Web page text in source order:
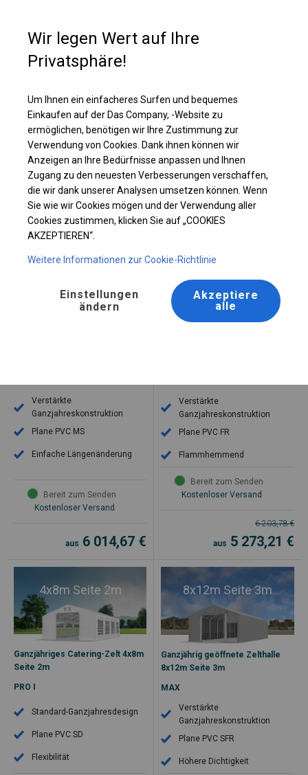
Startseite / Lager- und Partyzelte – sofort verfügbar
Lager- und Partyzelte – sofort
verfügbar
Filter Sortierung: Unser Bestseller
Verstärkte
Ganzjahreskonstruktion
Plane PVC MS
Einfache Längenänderung
Bereit zum Senden
Kostenloser Versand
aus 6 014,67 €
8x12m Seite 3m
Verstärkte
Ganzjahreskonstruktion
Plane PVC FR
Flammhemmend
Bereit zum Senden
Kostenloser Versand
6 203,78€
aus 5 273,21 €
4x8m Seite 2m
Ganzjähriges Catering-Zelt 4x8m
Seite 2m
PRO I
Standard-Ganzjahresdesign
Plane PVC SD
Flexibilität
8x12m Seite 3m
Ganzjährig geöffnete Zelthalle
8x12m Seite 3m
MAX
Verstärkte
Ganzjahreskonstruktion
Plane PVC SFR
Höhere Dichtigkeit
Wir legen Wert auf Ihre
Privatsphäre!
Um Ihnen ein einfacheres Surfen und bequemes
Einkaufen auf der Das Company, -Website zu
ermöglichen, benötigen wir Ihre Zustimmung zur
Verwendung von Cookies. Dank ihnen können wir
Anzeigen an Ihre Bedürfnisse anpassen und Ihnen
Zugang zu den neuesten Verbesserungen verschaffen,
die wir dank unserer Analysen umsetzen können. Wenn
Sie wie wir Cookies mögen und der Verwendung aller
Cookies zustimmen, klicken Sie auf „COOKIES
AKZEPTIEREN“.
Weitere Informationen zur Cookie-Richtlinie
Einstellungen
ändern
Akzeptiere
alle